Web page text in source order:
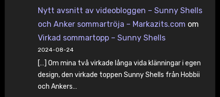
Nytt avsnitt av videobloggen – Sunny Shells
och Anker sommartröja – Markazits.com om
Virkad sommartopp – Sunny Shells
2024-08-24
[…] Om mina två virkade långa vida klänningar i egen
design, den virkade toppen Sunny Shells från Hobbii
och Ankers…